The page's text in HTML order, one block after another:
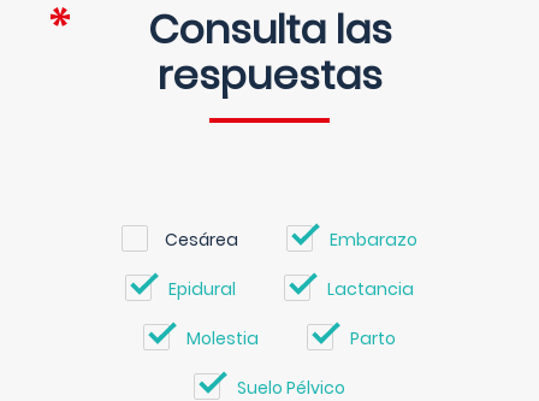
Consulta las
respuestas
Cesárea Embarazo
Epidural Lactancia
Molestia Parto
Suelo Pélvico